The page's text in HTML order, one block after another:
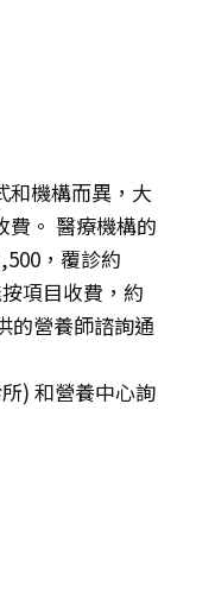
和機構而異，大
費。 醫療機構的
，覆診約
項目收費，約
的營養師諮詢通
) 和營養中心詢